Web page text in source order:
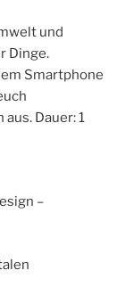
und
Dinge.
Smartphone
Dauer: 1
–